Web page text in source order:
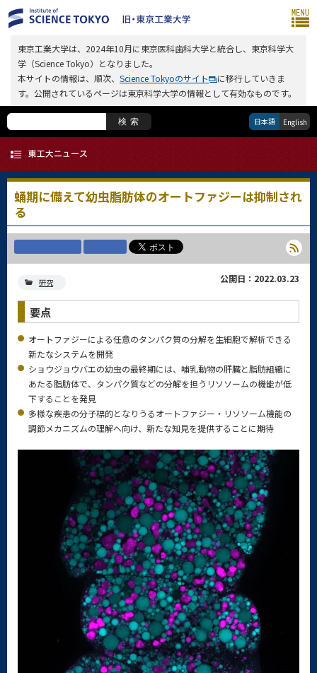
東京工業大学は、2024年10月に東京医科歯科大学と統合し、東京科学大
学（Science Tokyo）となりました。
本サイトの情報は、順次、 Science Tokyoのサイト
に移行していきま
す。公開されているページは東京科学大学の情報として有効なものです。
検索 日本語 English
蛹期に備えて幼虫脂肪体のオートファジーは抑制され
る
研究 公開日：2022.03.23
要点
オートファジーによる任意のタンパク質の分解を生細胞で解析できる
新たなシステムを開発
ショウジョウバエの幼虫の最終期には、哺乳動物の肝臓と脂肪組織に
あたる脂肪体で、タンパク質などの分解を担うリソソームの機能が低
下することを発見
多様な疾患の分子標的となりうるオートファジー・リソソーム機能の
調節メカニズムの理解へ向け、新たな知見を提供することに期待